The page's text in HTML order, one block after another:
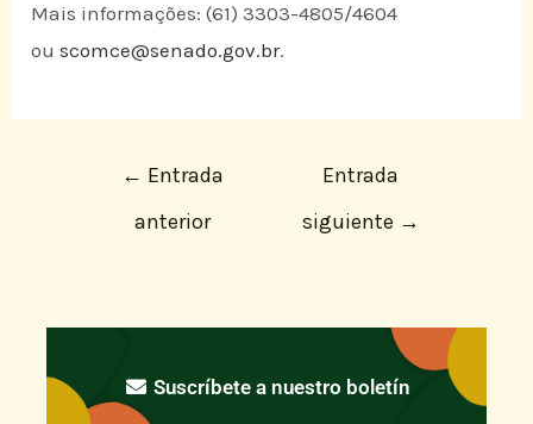
Mais informações: (61) 3303-4805/4604
ouscomce@senado.gov.br.
← Entrada
anterior
Entrada
siguiente →
Suscríbete a nuestro boletín